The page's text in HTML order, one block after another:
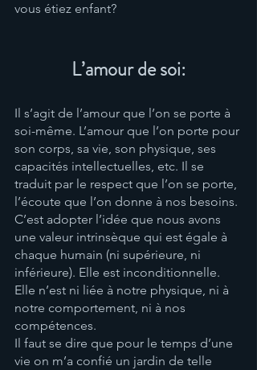
vous étiez enfant?
L’amour de soi:
Il s’agit de l’amour que l’on se porte à
soi-même. L’amour que l’on porte pour
son corps, sa vie, son physique, ses
capacités intellectuelles, etc. Il se
traduit par le respect que l’on se porte,
l’écoute que l’on donne à nos besoins.
C’est adopter l’idée que nous avons
une valeur intrinsèque qui est égale à
chaque humain (ni supérieure, ni
inférieure). Elle est inconditionnelle.
Elle n’est ni liée à notre physique, ni à
notre comportement, ni à nos
compétences.
Il faut se dire que pour le temps d’une
vie on m’a confié un jardin de telle